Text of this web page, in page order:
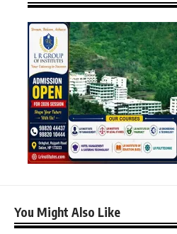
You Might Also Like